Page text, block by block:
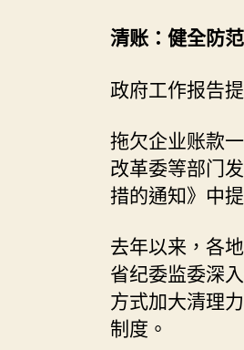
清账：健全防
政府工作报告
拖欠企业账款
改革委等部门
措的通知》中
去年以来，各
省纪委监委深
方式加大清理
制度。